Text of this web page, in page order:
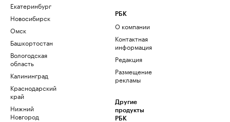
Екатеринбург
Новосибирск
Омск
Башкортостан
Вологодская
область
Калининград
Краснодарский
край
Нижний
Новгород
РБК
О компании
Контактная
информация
Редакция
Размещение
рекламы
Другие
продукты
РБК